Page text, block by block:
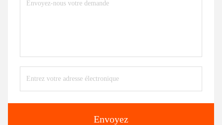
Envoyez